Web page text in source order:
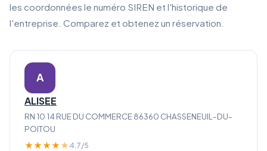
les coordonnées le numéro SIREN et l'historique de
l'entreprise. Comparez et obtenez un réservation.
A
ALISEE
RN 10 14 RUE DU COMMERCE 86360 CHASSENEUIL-DU-
POITOU
★★★★★ 4.7/5